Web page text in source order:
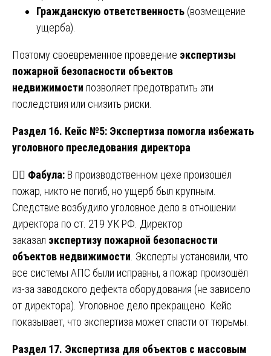
Гражданскую ответственность (возмещение
ущерба).
Поэтому своевременное проведение экспертизы
пожарной безопасности объектов
недвижимости позволяет предотвратить эти
последствия или снизить риски.
Раздел 16. Кейс №5: Экспертиза помогла избежать
уголовного преследования директора
👨‍⚖️ Фабула: В производственном цехе произошёл
пожар, никто не погиб, но ущерб был крупным.
Следствие возбудило уголовное дело в отношении
директора по ст. 219 УК РФ. Директор
заказал экспертизу пожарной безопасности
объектов недвижимости . Эксперты установили, что
все системы АПС были исправны, а пожар произошёл
из-за заводского дефекта оборудования (не зависело
от директора). Уголовное дело прекращено. Кейс
показывает, что экспертиза может спасти от тюрьмы.
Раздел 17. Экспертиза для объектов с массовым